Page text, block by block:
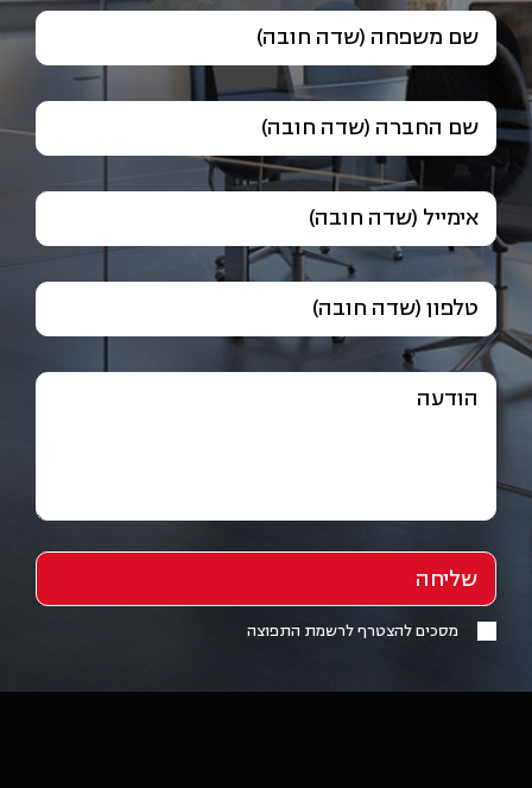
שם משפחה (שדה חובה)
שם החברה (שדה חובה)
אימייל (שדה חובה)
טלפון (שדה חובה)
הודעה
מסכים להצטרף לרשמת התפוצה